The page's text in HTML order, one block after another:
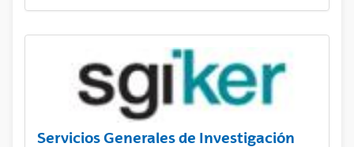
Servicios Generales de Investigación